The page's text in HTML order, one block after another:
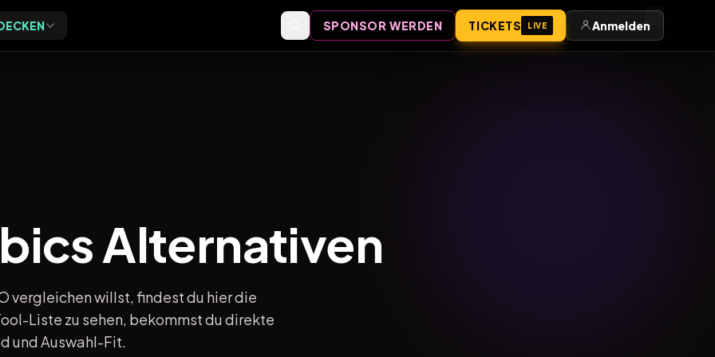
Anmelden
Vorträge, Tutorials und Archiv
SPONSOR WERDEN TICKETS LIVE Anmelden
Alternativen
vergleichen willst, findest du hier die
Liste zu sehen, bekommst du direkte
und Auswahl-Fit.